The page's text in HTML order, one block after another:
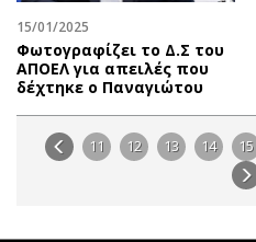
15/01/2025
Φωτογραφίζει το Δ.Σ του
ΑΠΟΕΛ για απειλές που
δέχτηκε ο Παναγιώτου
11 12 13 14 15